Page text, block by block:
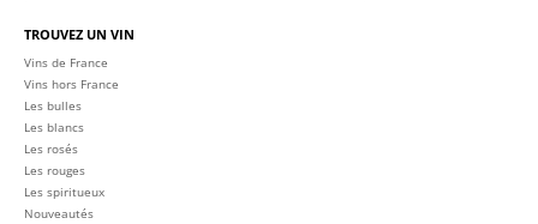
TROUVEZ UN VIN
Vins de France
Vins hors France
Les bulles
Les blancs
Les rosés
Les rouges
Les spiritueux
Nouveautés